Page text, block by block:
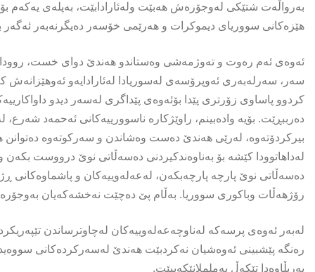
بەرواڵەت شتێکی لەوجۆرەش هەبێت ولەئارادابێت، بەپلەی یەکەم
هێزەکانی سووریای دیموکرات و هەرێمی خۆسەر دەیگرنەبەر ئەگەر
ئەوەی ئەم رەوت و تەوژمەشی وەستاندو هەندێ دوای خست،
سەر، سەرلەبەری ئەوپرۆسەی لەسوریادا لەئارادایەو
کردوو پاساوی زۆرتری پێدا بۆئەوەی پێداگری لەسەر دیدو
دەرببڕێت. بۆیە وادەبینم، راوێژکارە ناسوورییەکانی ئەحمەد
بیرکردۆتەوە، لەرێی هەندێ دەست وەشاندن و سەرکوتەوە دەتوانن
لەداهاتوودا کێشە بۆ بەناوەندکیردنی دەسەڵاتی نوێ درووست
دەسەڵاتی نوێ پارچە پارچەبکەن، لەعەلەوییەکان و پاشماوەکانی
رۆژهەڵات وباکوری سووریا. بەڵام پێ دەچێت نەخشەکەیان
لەبەر ئەوەی پرسەکە لەناوچەعەلەوییەکان لەچاوترساندن
رەنگە پێشبینی ئەوەشیان نەکردبێت هەندێ لەسەرکردەکانی
بەربڵاوەدا تێکەڵ بەململانێکەببێت.